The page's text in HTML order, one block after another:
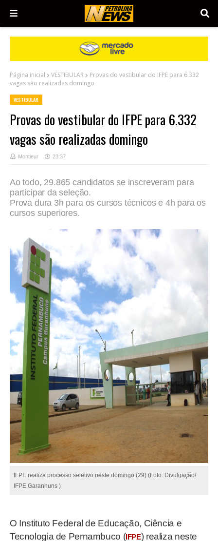
Página inicial VESTIBULAR
Provas do vestibular do IFPE para 6.332
vagas são realizadas domingo
VESTIBULAR
Provas do vestibular do IFPE para 6.332
vagas são realizadas domingo
Montieur 23:37
Ao todo, 29.865 candidatos se inscreveram para
participar da seleção.
Prova dura 3h para os cursos técnicos e 4h para os
cursos superiores.
IFPE realiza processo seletivo neste domingo (29) (Foto: Divulgação/
IFPE Garanhuns )
O Instituto Federal de Educação, Ciência e
Tecnologia de Pernambuco (IFPE) realiza neste